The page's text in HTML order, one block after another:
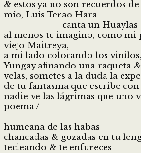
& estos ya no son recuerdos
mío, Luis Terao Hara
canta un Huaylas &
al menos te imagino, como mi
viejo Maitreya,
a mi lado colocando los
Yungay afinando una raqueta
velas, sometes a la duda la
de tu fantasma que escribe
nadie ve las lágrimas que uno
poema /
la
humeana de las habas
chancadas & gozadas en tu
tecleando & te enfureces